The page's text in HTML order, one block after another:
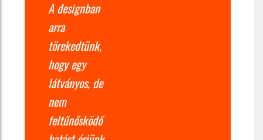
A designban
arra
törekedtünk,
hogy egy
látványos, de
nem
feltűnősködő